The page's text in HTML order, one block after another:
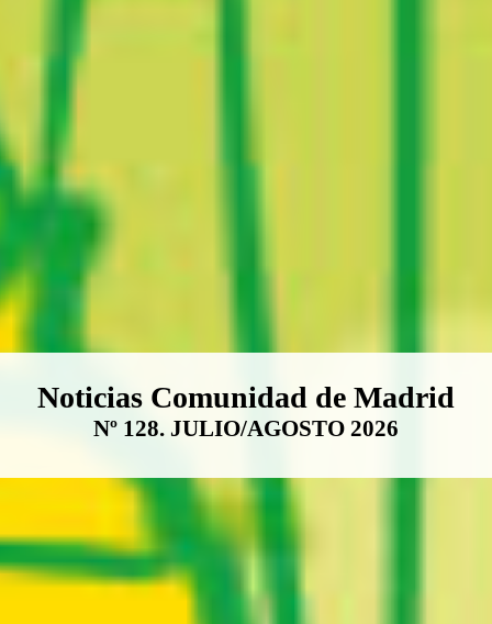
Boletín Noticias Comunidad de
Noticias Comunidad de Madrid
Nº 128. JULIO/AGOSTO 2026